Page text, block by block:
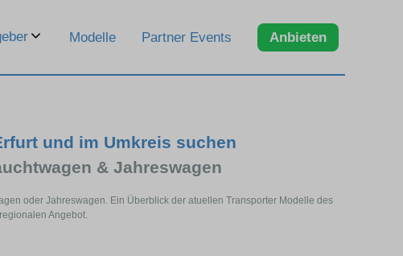
Modelle Partner Events Anbieten
und im Umkreis suchen
& Jahreswagen
oder Jahreswagen. Ein Überblick der atuellen Transporter Modelle des
Angebot.